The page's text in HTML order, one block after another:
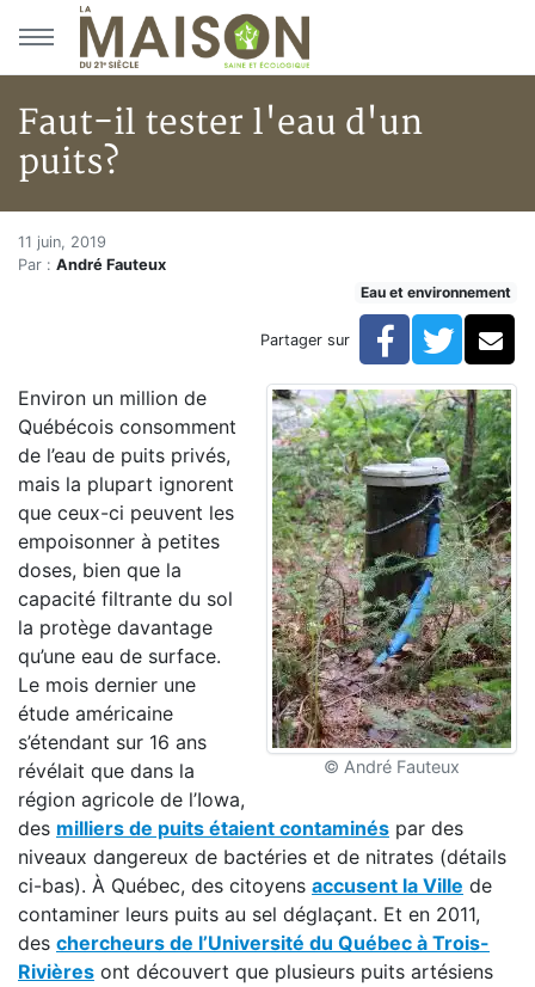
Aller au menu principal
Aller au contenu principal
Faut-il tester l'eau d'un
puits?
Accueil
Articles
Faut-il tester l'eau d'un puits?
11 juin, 2019
Par : André Fauteux
Eau et environnement
Partager sur Facebook
© André Fauteux
Environ un million de
Québécois consomment
de l’eau de puits privés,
mais la plupart ignorent
que ceux-ci peuvent les
empoisonner à petites
doses, bien que la
capacité filtrante du sol
la protège davantage
qu’une eau de surface.
Le mois dernier une
étude américaine
s’étendant sur 16 ans
révélait que dans la
région agricole de l’Iowa,
des milliers de puits étaient contaminés par des
niveaux dangereux de bactéries et de nitrates (détails
ci-bas). À Québec, des citoyens accusent la Ville de
contaminer leurs puits au sel déglaçant. Et en 2011,
des chercheurs de l’Université du Québec à Trois-
Rivières ont découvert que plusieurs puits artésiens